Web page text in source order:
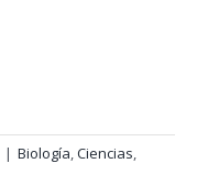
| Biología,Ciencias,